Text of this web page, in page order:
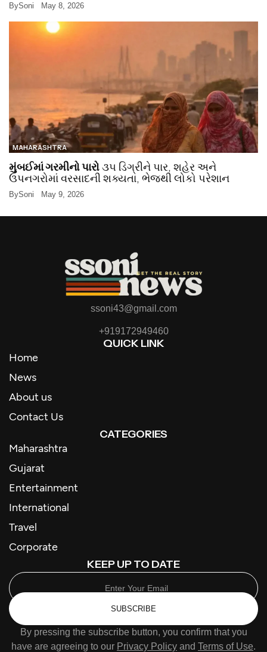
BySoni May 8, 2026
MAHARASHTRA
મુંબઈમાં ગરમીનો પારો૩૫ ડિગ્રીને પાર, શહેર અને
ઉપનગરોમાં વરસાદની શક્યતા, ભેજથી લોકો પરેશાન
BySoni May 9, 2026
ssoni43@gmail.com
+919172949460
QUICK LINK
Home
News
About us
Contact Us
CATEGORIES
Maharashtra
Gujarat
Entertainment
International
Travel
Corporate
KEEP UP TO DATE
SUBSCRIBE
By pressing the subscribe button, you confirm that you
have are agreeing to our Privacy Policy and Terms of Use.